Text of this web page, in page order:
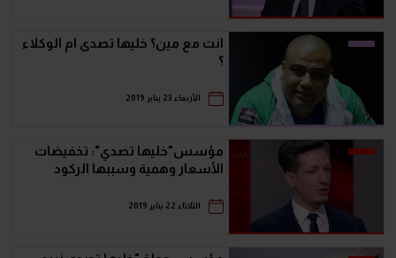
انت مع مين؟ خليها تصدى ام الوكلاء
؟
الأربعاء 23 يناير 2019
مؤسس"خليها تصدي": تخفيضات
الأسعار وهمية وسببها الركود
الثلاثاء 22 يناير 2019